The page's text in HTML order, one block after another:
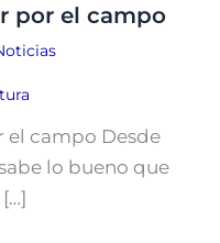
por el campo
el campo Desde
lo bueno que